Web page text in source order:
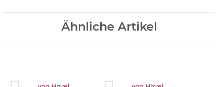
Ähnliche Artikel